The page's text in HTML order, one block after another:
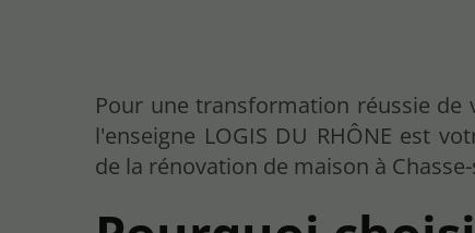
Pour une transformation réussie de
l'enseigne LOGIS DU RHÔNE est
de la rénovation de maison à